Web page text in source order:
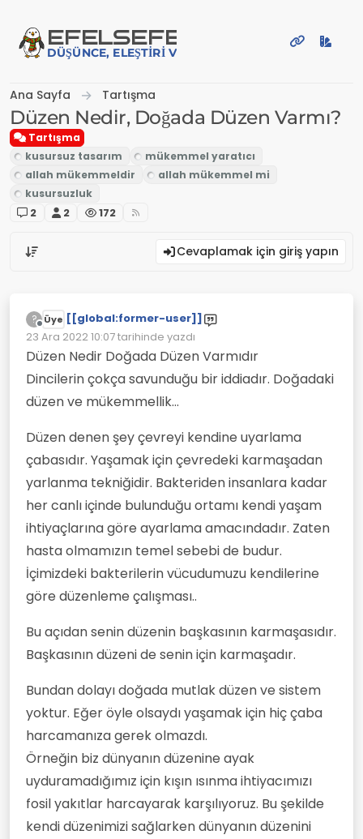
EFELSEFE
DÜŞÜNCE, ELEŞTIRI VE PAYLAŞIM PLATFORMU
Ana Sayfa Tartışma
Düzen Nedir, Doğada Düzen Varmı?
Tartışma
2 2 172
Cevaplamak için giriş yapın
?
Çevrimdışı
Üye [[global:former-user]]
23 Ara 2022 10:07tarihinde yazdı
Son düzenleyen:
Düzen Nedir Doğada Düzen Varmıdır
Dincilerin çokça savunduğu bir iddiadır. Doğadaki
düzen ve mükemmellik...
Düzen denen şey çevreyi kendine uyarlama
çabasıdır. Yaşamak için çevredeki karmaşadan
yarlanma tekniğidir. Bakteriden insanlara kadar
her canlı içinde bulunduğu ortamı kendi yaşam
ihtiyaçlarına göre ayarlama amacındadır. Zaten
hasta olmamızın temel sebebi de budur.
İçimizdeki bakterilerin vücudumuzu kendilerine
göre düzenleme çalışması..
Bu açıdan senin düzenin başkasının karmaşasıdır.
Başkasının düzeni de senin için karmaşadır.
Bundan dolayı doğada mutlak düzen ve sistem
yoktur. Eğer öyle olsaydı yaşamak için hiç çaba
harcamanıza gerek olmazdı.
Örneğin biz dünyanın düzenine ayak
uyduramadığımız için kışın ısınma ihtiyacımızı
fosil yakıtlar harcayarak karşılıyoruz. Bu şekilde
kendi düzenimizi sağlarken dünyanın düzenini